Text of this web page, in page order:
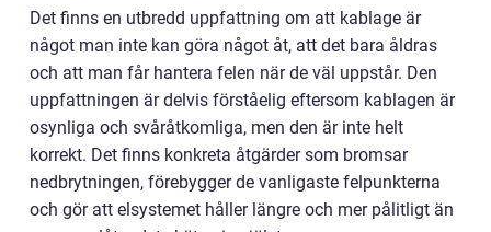
Det finns en utbredd uppfattning om att kablage är
något man inte kan göra något åt, att det bara åldras
och att man får hantera felen när de väl uppstår. Den
uppfattningen är delvis förståelig eftersom kablagen är
osynliga och svåråtkomliga, men den är inte helt
korrekt. Det finns konkreta åtgärder som bromsar
nedbrytningen, förebygger de vanligaste felpunkterna
och gör att elsystemet håller längre och mer pålitligt än